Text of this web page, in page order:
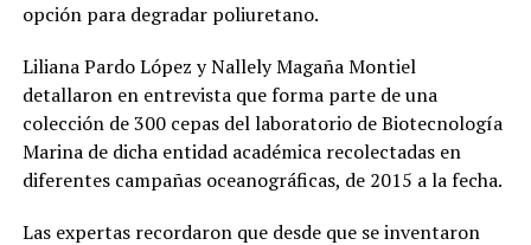
opción para degradar poliuretano.
Liliana Pardo López y Nallely Magaña Montiel
detallaron en entrevista que forma parte de una
colección de 300 cepas del laboratorio de Biotecnología
Marina de dicha entidad académica recolectadas en
diferentes campañas oceanográficas, de 2015 a la fecha.
Las expertas recordaron que desde que se inventaron